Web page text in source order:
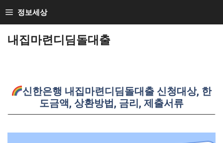
Skip
to
content
정보세상
내집마련디딤돌대출
신한은행 내집마련디딤돌대출 신청대상, 한
도금액, 상환방법, 금리, 제출서류